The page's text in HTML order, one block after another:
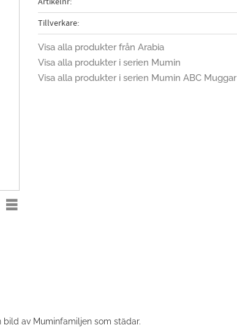
Listvy
Tillverkare
Visa alla produkter från Arabia
Visa alla produkter i serien Mumin
Visa alla produkter i serien Mumin ABC Muggar
bild av Muminfamiljen som städar.